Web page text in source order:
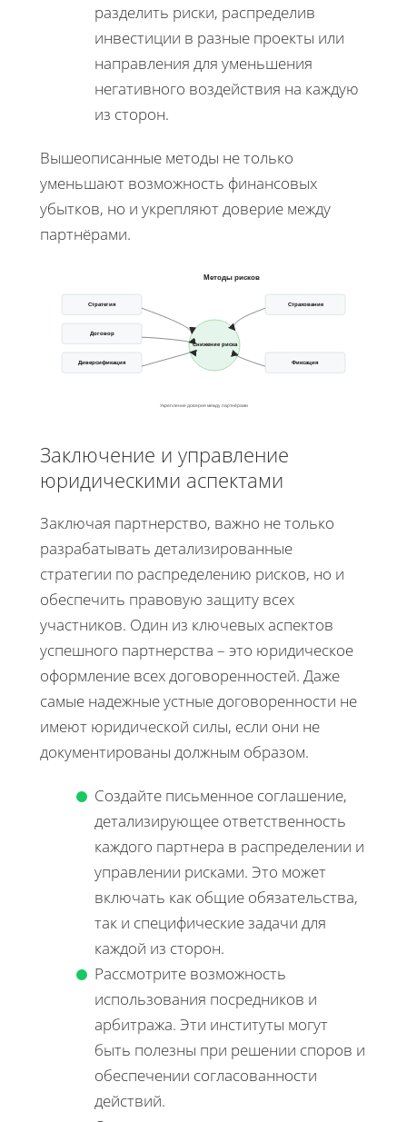
разделить риски, распределив
инвестиции в разные проекты или
направления для уменьшения
негативного воздействия на каждую
из сторон.
Вышеописанные методы не только
уменьшают возможность финансовых
убытков, но и укрепляют доверие между
партнёрами.
Методы рисков
Стратегия
Договор
Диверсификация
Страхование
Фиксация
Снижение риска
Укрепление доверия между партнёрами
Заключение и управление
юридическими аспектами
Заключая партнерство, важно не только
разрабатывать детализированные
стратегии по распределению рисков, но и
обеспечить правовую защиту всех
участников. Один из ключевых аспектов
успешного партнерства – это юридическое
оформление всех договоренностей. Даже
самые надежные устные договоренности не
имеют юридической силы, если они не
документированы должным образом.
Создайте письменное соглашение,
детализирующее ответственность
каждого партнера в распределении и
управлении рисками. Это может
включать как общие обязательства,
так и специфические задачи для
каждой из сторон.
Рассмотрите возможность
использования посредников и
арбитража. Эти институты могут
быть полезны при решении споров и
обеспечении согласованности
действий.